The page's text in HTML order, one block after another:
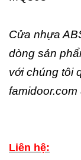
Cửa nhựa
dòng sản
với chúng tôi
Liên hệ: